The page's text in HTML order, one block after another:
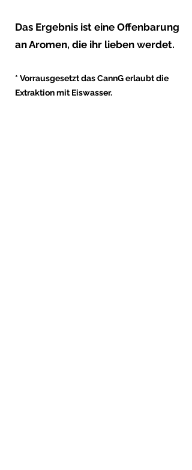
Das Ergebnis ist eine Offenbarung
an Aromen, die ihr lieben werdet.
* Vorrausgesetzt das CannG erlaubt die
Extraktion mit Eiswasser.